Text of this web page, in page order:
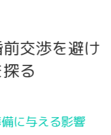
交渉を避け
る
に与える影響